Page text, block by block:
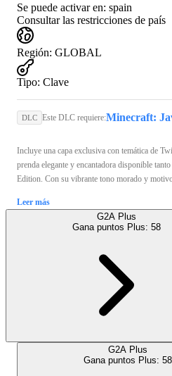
Se puede activar en: spain
Consultar las restricciones de país
Región: GLOBAL
Tipo: Clave
DLC Este DLC requiere:
Incluye una capa exclusiva con temática de
prenda elegante y encantadora disponible
Edition. Con su vibrante tono morado y
Leer más
G2A Plus
Gana puntos Plus: 58
G2A Plus
Gana puntos Plus: 58